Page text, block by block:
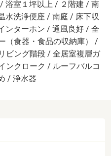
浴室１坪以上 / ２階建 / 南
水洗浄便座 / 南庭 / 床下収
ンターホン / 通風良好 / 全
（食器・食品の収納庫） /
ビング階段 / 全居室複層ガ
ンクローク / ルーフバルコ
/ 浄水器